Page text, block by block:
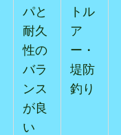
パと
耐久
性の
バラ
ンス
が良
い
トル
ア
ー・
堤防
釣り